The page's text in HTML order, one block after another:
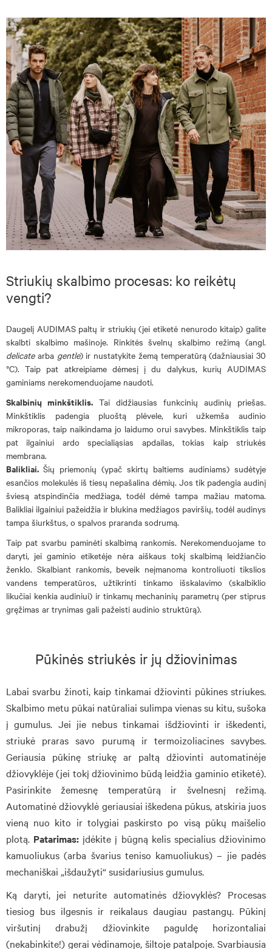
Striukių skalbimo procesas: ko reikėtų
vengti?
Daugelį AUDIMAS paltų ir striukių (jei etiketė nenurodo kitaip) galite
skalbti skalbimo mašinoje. Rinkitės švelnų skalbimo režimą (angl.
delicate arba gentle) ir nustatykite žemą temperatūrą (dažniausiai 30
°C). Taip pat atkreipiame dėmesį į du dalykus, kurių AUDIMAS
gaminiams nerekomenduojame naudoti.
Skalbinių minkštiklis. Tai didžiausias funkcinių audinių priešas.
Minkštiklis padengia pluoštą plėvele, kuri užkemša audinio
mikroporas, taip naikindama jo laidumo orui savybes. Minkštiklis taip
pat ilgainiui ardo specialiąsias apdailas, tokias kaip striukės
membrana.
Balikliai. Šių priemonių (ypač skirtų baltiems audiniams) sudėtyje
esančios molekulės iš tiesų nepašalina dėmių. Jos tik padengia audinį
šviesą atspindinčia medžiaga, todėl dėmė tampa mažiau matoma.
Balikliai ilgainiui pažeidžia ir blukina medžiagos paviršių, todėl audinys
tampa šiurkštus, o spalvos praranda sodrumą.
Taip pat svarbu paminėti skalbimą rankomis. Nerekomenduojame to
daryti, jei gaminio etiketėje nėra aiškaus tokį skalbimą leidžiančio
ženklo. Skalbiant rankomis, beveik neįmanoma kontroliuoti tikslios
vandens temperatūros, užtikrinti tinkamo išskalavimo (skalbiklio
likučiai kenkia audiniui) ir tinkamų mechaninių parametrų (per stiprus
gręžimas ar trynimas gali pažeisti audinio struktūrą).
Pūkinės striukės ir jų džiovinimas
Labai svarbu žinoti, kaip tinkamai džiovinti pūkines striukes.
Skalbimo metu pūkai natūraliai sulimpa vienas su kitu, sušoka
į gumulus. Jei jie nebus tinkamai išdžiovinti ir iškedenti,
striukė praras savo purumą ir termoizoliacines savybes.
Geriausia pūkinę striukę ar paltą džiovinti automatinėje
džiovyklėje (jei tokį džiovinimo būdą leidžia gaminio etiketė).
Pasirinkite žemesnę temperatūrą ir švelnesnį režimą.
Automatinė džiovyklė geriausiai iškedena pūkus, atskiria juos
vieną nuo kito ir tolygiai paskirsto po visą pūkų maišelio
plotą. Patarimas: įdėkite į būgną kelis specialius džiovinimo
kamuoliukus (arba švarius teniso kamuoliukus) – jie padės
mechaniškai „išdaužyti“ susidariusius gumulus.
Ką daryti, jei neturite automatinės džiovyklės? Procesas
tiesiog bus ilgesnis ir reikalaus daugiau pastangų. Pūkinį
viršutinį drabužį džiovinkite paguldę horizontaliai
(nekabinkite!) gerai vėdinamoje, šiltoje patalpoje. Svarbiausia